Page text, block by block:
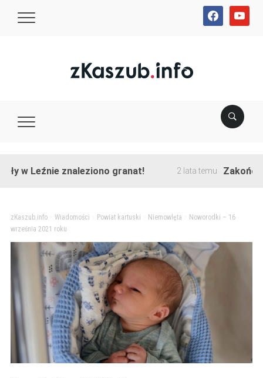
facebookyoutube
znaleziono granat! 2 lata temu Zakończono
zKaszub.info> Wiadomości Powiat kartuski Niemowlęta
Noworodki – 16
września 2021 roku